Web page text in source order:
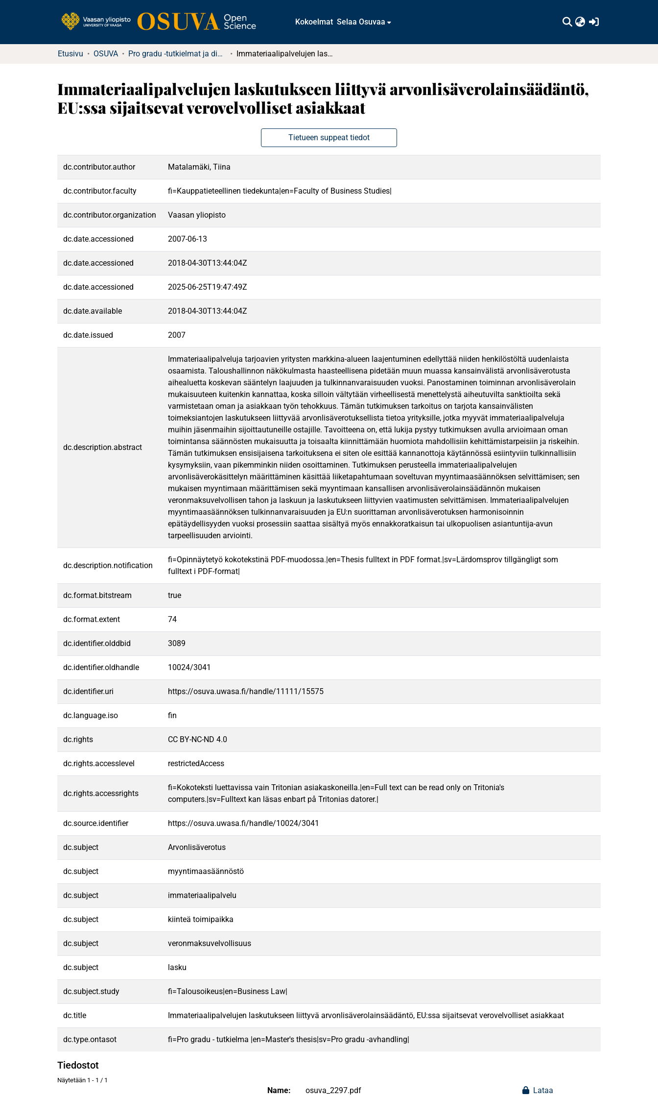
Kokoelmat Selaa Osuvaa
Etusivu OSUVA Pro gradu -tutkielmat ja diplomityöt (rajattu saatavuus) Immateriaalipalvelujen laskutukseen liittyvä arvonlisäverolainsäädäntö, EU:ssa sijaitsevat verovelvolliset asiakkaat
Immateriaalipalvelujen laskutukseen liittyvä arvonlisäverolainsäädäntö,
EU:ssa sijaitsevat verovelvolliset asiakkaat
Tietueen suppeat tiedot
dc.contributor.author Matalamäki, Tiina
dc.contributor.faculty fi=Kauppatieteellinen tiedekunta|en=Faculty of Business Studies|
dc.contributor.organization Vaasan yliopisto
dc.date.accessioned 2007-06-13
dc.date.accessioned 2018-04-30T13:44:04Z
dc.date.accessioned 2025-06-25T19:47:49Z
dc.date.available 2018-04-30T13:44:04Z
dc.date.issued 2007
dc.description.abstract
Immateriaalipalveluja tarjoavien yritysten markkina-alueen laajentuminen edellyttää niiden henkilöstöltä uudenlaista
osaamista. Taloushallinnon näkökulmasta haasteellisena pidetään muun muassa kansainvälistä arvonlisäverotusta
aihealuetta koskevan sääntelyn laajuuden ja tulkinnanvaraisuuden vuoksi. Panostaminen toiminnan arvonlisäverolain
mukaisuuteen kuitenkin kannattaa, koska silloin vältytään virheellisestä menettelystä aiheutuvilta sanktioilta sekä
varmistetaan oman ja asiakkaan työn tehokkuus. Tämän tutkimuksen tarkoitus on tarjota kansainvälisten
toimeksiantojen laskutukseen liittyvää arvonlisäverotuksellista tietoa yrityksille, jotka myyvät immateriaalipalveluja
muihin jäsenmaihin sijoittautuneille ostajille. Tavoitteena on, että lukija pystyy tutkimuksen avulla arvioimaan oman
toimintansa säännösten mukaisuutta ja toisaalta kiinnittämään huomiota mahdollisiin kehittämistarpeisiin ja riskeihin.
Tämän tutkimuksen ensisijaisena tarkoituksena ei siten ole esittää kannanottoja käytännössä esiintyviin tulkinnallisiin
kysymyksiin, vaan pikemminkin niiden osoittaminen. Tutkimuksen perusteella immateriaalipalvelujen
arvonlisäverokäsittelyn määrittäminen käsittää liiketapahtumaan soveltuvan myyntimaasäännöksen selvittämisen; sen
mukaisen myyntimaan määrittämisen sekä myyntimaan kansallisen arvonlisäverolainsäädännön mukaisen
veronmaksuvelvollisen tahon ja laskuun ja laskutukseen liittyvien vaatimusten selvittämisen. Immateriaalipalvelujen
myyntimaasäännöksen tulkinnanvaraisuuden ja EU:n suorittaman arvonlisäverotuksen harmonisoinnin
epätäydellisyyden vuoksi prosessiin saattaa sisältyä myös ennakkoratkaisun tai ulkopuolisen asiantuntija-avun
tarpeellisuuden arviointi.
dc.description.notification
fi=Opinnäytetyö kokotekstinä PDF-muodossa.|en=Thesis fulltext in PDF format.|sv=Lärdomsprov tillgängligt som
fulltext i PDF-format|
dc.format.bitstream true
dc.format.extent 74
dc.identifier.olddbid 3089
dc.identifier.oldhandle 10024/3041
dc.identifier.uri https://osuva.uwasa.fi/handle/11111/15575
dc.language.iso fin
dc.rights CC BY-NC-ND 4.0
dc.rights.accesslevel restrictedAccess
dc.rights.accessrights
fi=Kokoteksti luettavissa vain Tritonian asiakaskoneilla.|en=Full text can be read only on Tritonia's
computers.|sv=Fulltext kan läsas enbart på Tritonias datorer.|
dc.source.identifier https://osuva.uwasa.fi/handle/10024/3041
dc.subject Arvonlisäverotus
dc.subject myyntimaasäännöstö
dc.subject immateriaalipalvelu
dc.subject kiinteä toimipaikka
dc.subject veronmaksuvelvollisuus
dc.subject lasku
dc.subject.study fi=Talousoikeus|en=Business Law|
dc.title Immateriaalipalvelujen laskutukseen liittyvä arvonlisäverolainsäädäntö, EU:ssa sijaitsevat verovelvolliset asiakkaat
dc.type.ontasot fi=Pro gradu - tutkielma |en=Master's thesis|sv=Pro gradu -avhandling|
Tiedostot
Näytetään 1 - 1 / 1
Name: osuva_2297.pdf Lataa